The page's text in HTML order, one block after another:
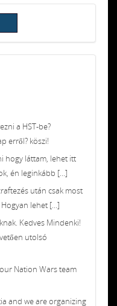
a HST-be?
erről? köszi!
hogy láttam, lehet itt
én leginkább [...]
után csak most
lehet [...]
Kedves Mindenki!
utolsó
Nation Wars team
and we are organizing